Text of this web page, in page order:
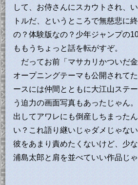
して、お侍さんにスカウトされ、
トルだ、というところで無慈悲に
の？体験版なの？少年ジャンプの
ももうちょっと話を転がすぞ。
だってお前「マサカリかついだ
オープニングテーマも公開されて
ースには仲間とともに大江山ステ
う迫力の画面写真もあったじゃん
出してアワレにも倒産しちまった
い？これ語り継いじゃダメじゃな
彼をあまり責めたくないけど、少
浦島太郎と肩を並べていい作品じ